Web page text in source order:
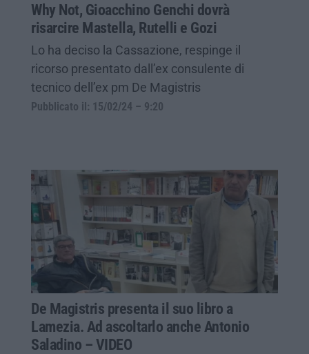
Why Not, Gioacchino Genchi dovrà
risarcire Mastella, Rutelli e Gozi
Lo ha deciso la Cassazione, respinge il
ricorso presentato dall’ex consulente di
tecnico dell’ex pm De Magistris
Pubblicato il: 15/02/24 – 9:20
De Magistris presenta il suo libro a
Lamezia. Ad ascoltarlo anche Antonio
Saladino – VIDEO